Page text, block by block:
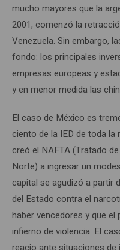
mucho mayores que la
2001, comenzó la
Venezuela. Sin embargo,
fondo: los principales
empresas europeas y
y en menor medida las
El caso de México es
ciento de la IED de toda la
creó el NAFTA (Tratado
Norte) a ingresar un
capital se agudizó a partir
del Estado contra el
haber vencedores y que el
infierno de violencia. El